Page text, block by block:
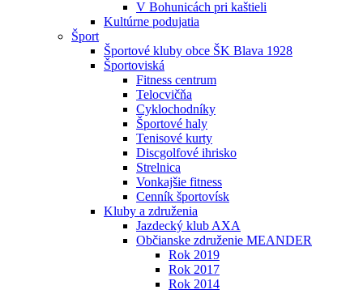
V Bohunicách pri kaštieli
Kultúrne podujatia
Šport
Športové kluby obce ŠK Blava 1928
Športoviská
Fitness centrum
Telocvičňa
Cyklochodníky
Športové haly
Tenisové kurty
Discgolfové ihrisko
Strelnica
Vonkajšie fitness
Cenník športovísk
Kluby a združenia
Jazdecký klub AXA
Občianske združenie MEANDER
Rok 2019
Rok 2017
Rok 2014